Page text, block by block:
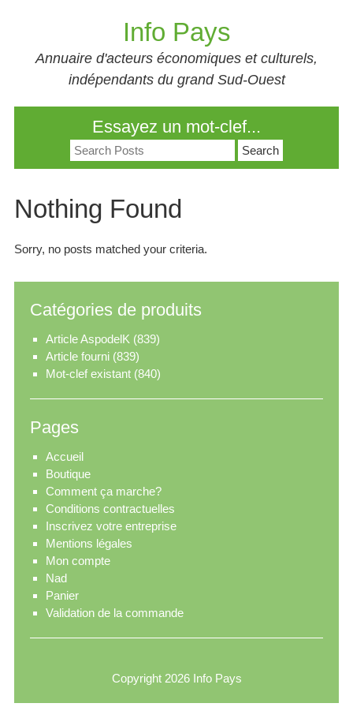
Info Pays
Annuaire d'acteurs économiques et culturels,
indépendants du grand Sud-Ouest
Essayez un mot-clef...
Search
for:
Nothing Found
Sorry, no posts matched your criteria.
Catégories de produits
Article AspodelK (839)
Article fourni (839)
Mot-clef existant (840)
Pages
Accueil
Boutique
Comment ça marche?
Conditions contractuelles
Inscrivez votre entreprise
Mentions légales
Mon compte
Nad
Panier
Validation de la commande
Copyright 2026 Info Pays